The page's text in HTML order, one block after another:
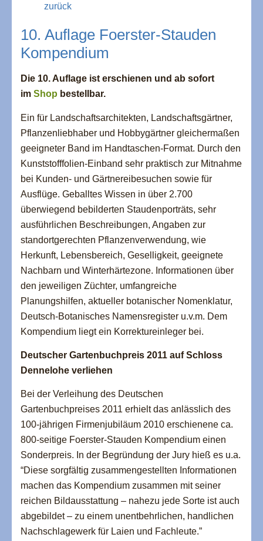
zurück
10. Auflage Foerster-Stauden
Kompendium
Die 10. Auflage ist erschienen und ab sofort
im Shop bestellbar.
Ein für Landschaftsarchitekten, Landschaftsgärtner,
Pflanzenliebhaber und Hobbygärtner gleichermaßen
geeigneter Band im Handtaschen-Format. Durch den
Kunststofffolien-Einband sehr praktisch zur Mitnahme
bei Kunden- und Gärtnereibesuchen sowie für
Ausflüge. Geballtes Wissen in über 2.700
überwiegend bebilderten Staudenporträts, sehr
ausführlichen Beschreibungen, Angaben zur
standortgerechten Pflanzenverwendung, wie
Herkunft, Lebensbereich, Geselligkeit, geeignete
Nachbarn und Winterhärtezone. Informationen über
den jeweiligen Züchter, umfangreiche
Planungshilfen, aktueller botanischer Nomenklatur,
Deutsch-Botanisches Namensregister u.v.m. Dem
Kompendium liegt ein Korrektureinleger bei.
Deutscher Gartenbuchpreis 2011 auf Schloss
Dennelohe verliehen
Bei der Verleihung des Deutschen
Gartenbuchpreises 2011 erhielt das anlässlich des
100-jährigen Firmenjubiläum 2010 erschienene ca.
800-seitige Foerster-Stauden Kompendium einen
Sonderpreis. In der Begründung der Jury hieß es u.a.
“Diese sorgfältig zusammengestellten Informationen
machen das Kompendium zusammen mit seiner
reichen Bildausstattung – nahezu jede Sorte ist auch
abgebildet – zu einem unentbehrlichen, handlichen
Nachschlagewerk für Laien und Fachleute.”